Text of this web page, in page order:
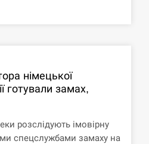
рекордний спалах
понад 10 тисяч…
німецької
готували замах,
розслідують імовірну
спецслужбами замаху на